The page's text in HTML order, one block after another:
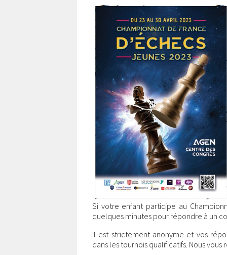
Si votre enfant participe au
quelques minutes pour répondre à un
Il est strictement anonyme et vos
dans les tournois qualificatifs. Nous